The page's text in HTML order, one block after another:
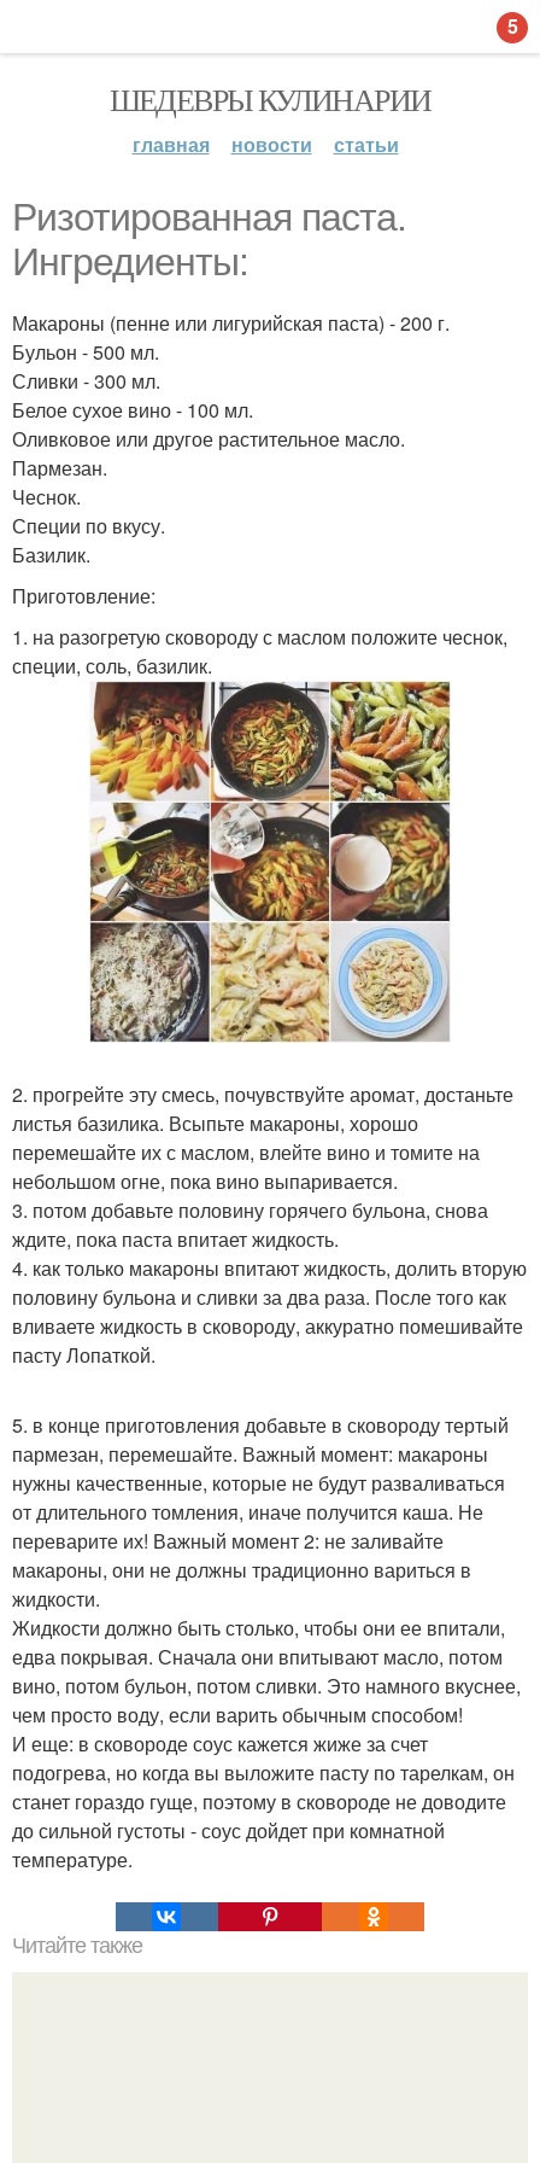
ШЕДЕВРЫ КУЛИНАРИИ
главная новости статьи
Ризотированная паста.
Ингредиенты:
Макароны (пенне или лигурийская паста) - 200 г.
Бульон - 500 мл.
Сливки - 300 мл.
Белое сухое вино - 100 мл.
Оливковое или другое растительное масло.
Пармезан.
Чеснок.
Специи по вкусу.
Базилик.
Приготовление:
1. на разогретую сковороду с маслом положите чеснок,
специи, соль, базилик.
2. прогрейте эту смесь, почувствуйте аромат, достаньте
листья базилика. Всыпьте макароны, хорошо
перемешайте их с маслом, влейте вино и томите на
небольшом огне, пока вино выпаривается.
3. потом добавьте половину горячего бульона, снова
ждите, пока паста впитает жидкость.
4. как только макароны впитают жидкость, долить вторую
половину бульона и сливки за два раза. После того как
вливаете жидкость в сковороду, аккуратно помешивайте
пасту Лопаткой.
5. в конце приготовления добавьте в сковороду тертый
пармезан, перемешайте. Важный момент: макароны
нужны качественные, которые не будут разваливаться
от длительного томления, иначе получится каша. Не
переварите их! Важный момент 2: не заливайте
макароны, они не должны традиционно вариться в
жидкости.
Жидкости должно быть столько, чтобы они ее впитали,
едва покрывая. Сначала они впитывают масло, потом
вино, потом бульон, потом сливки. Это намного вкуснее,
чем просто воду, если варить обычным способом!
И еще: в сковороде соус кажется жиже за счет
подогрева, но когда вы выложите пасту по тарелкам, он
станет гораздо гуще, поэтому в сковороде не доводите
до сильной густоты - соус дойдет при комнатной
температуре.
Читайте также
5